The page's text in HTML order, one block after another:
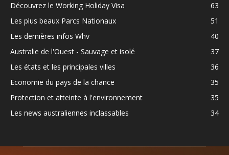
Découvrez le Working Holiday Visa
63
Les plus beaux Parcs Nationaux
51
Les dernières infos Whv
40
Australie de l'Ouest - Sauvage et isolé
37
Les états et les principales villes
36
Economie du pays de la chance
35
Protection et atteinte à l'environnement
35
Les news australiennes inclassables
34